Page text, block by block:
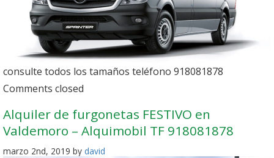
consulte todos los tamaños teléfono 918081878
Comments closed
Alquiler de furgonetas FESTIVO en
Valdemoro – Alquimobil TF 918081878
marzo 2nd, 2019 by david